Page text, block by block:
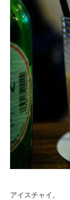
アイスチャイ。